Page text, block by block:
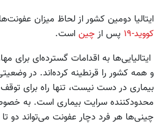
ایتالیا دومین کشور از لحاظ میزان
کووید-۱۹
پس از چین است.
ایتالیایی‌ها به اقدامات گسترده‌ای برای
و همه کشور را قرنطینه کرده‌اند. در
بیماری در دست نیست، تنها راه برای
محدودکننده سرایت بیماری است. به
چینی‌ها هر فرد دچار عفونت می‌تواند دو تا